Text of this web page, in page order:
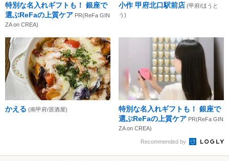
特別な名入れギフトも！ 銀座で
選ぶReFaの上質ケア PR(ReFa GIN
ZA on CREA)
小作 甲府北口駅前店 (甲府/ほうと
う)
かえる (南甲府/居酒屋)
特別な名入れギフトも！ 銀座で
選ぶReFaの上質ケア PR(ReFa GIN
ZA on CREA)
Recommended by